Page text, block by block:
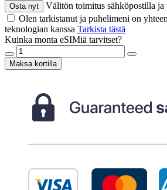
Osta nyt
Välitön toimitus sähköpostilla ja
Olen tarkistanut ja puhelimeni on
teknologian kanssa Tarkista tästä
Kuinka monta eSIMiä tarvitset?
Maksa kortilla